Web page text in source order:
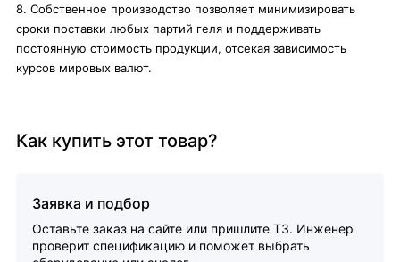
8. Собственное производство позволяет минимизировать
сроки поставки любых партий геля и поддерживать
постоянную стоимость продукции, отсекая зависимость
курсов мировых валют.
Как купить этот товар?
Заявка и подбор
Оставьте заказ на сайте или пришлите ТЗ. Инженер
проверит спецификацию и поможет выбрать